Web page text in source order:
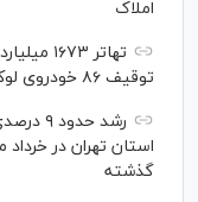
املاک
تهاتر
توقیف ۸۶ خودروی لوکس، ۱۸۷ قطعه زمین و ۸۶ واحد آپارتمان
رشد
استان تهران در
گذشته